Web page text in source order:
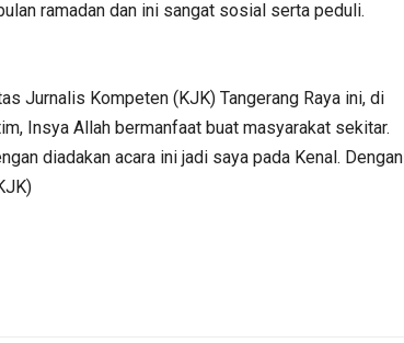
ramadan dan ini sangat sosial serta peduli.
Jurnalis Kompeten (KJK) Tangerang Raya ini, di
Insya Allah bermanfaat buat masyarakat sekitar.
diadakan acara ini jadi saya pada Kenal. Dengan